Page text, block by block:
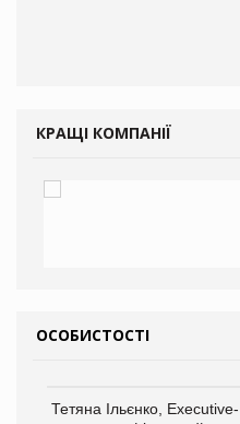
КРАЩІ КОМПАНІЇ
ОСОБИСТОСТІ
Тетяна Ільєнко, Executive-